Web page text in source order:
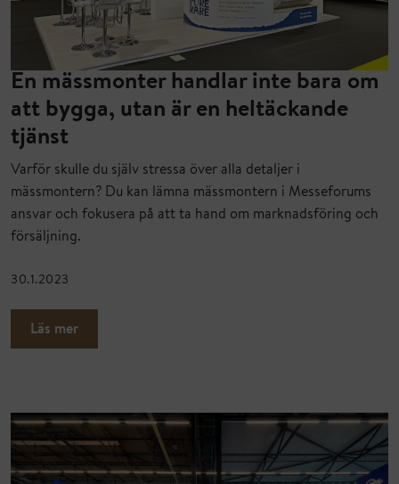
En mässmonter handlar inte bara om
att bygga, utan är en heltäckande
tjänst
Varför skulle du själv stressa över alla detaljer i
mässmontern? Du kan lämna mässmontern i Messeforums
ansvar och fokusera på att ta hand om marknadsföring och
försäljning.
30.1.2023
Läs mer